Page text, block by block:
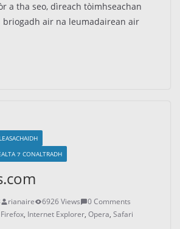
a tha seo, dìreach tòimhseachan
briogadh air na leumadairean air
⁊ CONALTRADH
rianaire 6926 Views
0 Comments
Firefox, Internet Explorer, Opera, Safari